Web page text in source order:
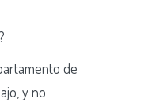
de
y no